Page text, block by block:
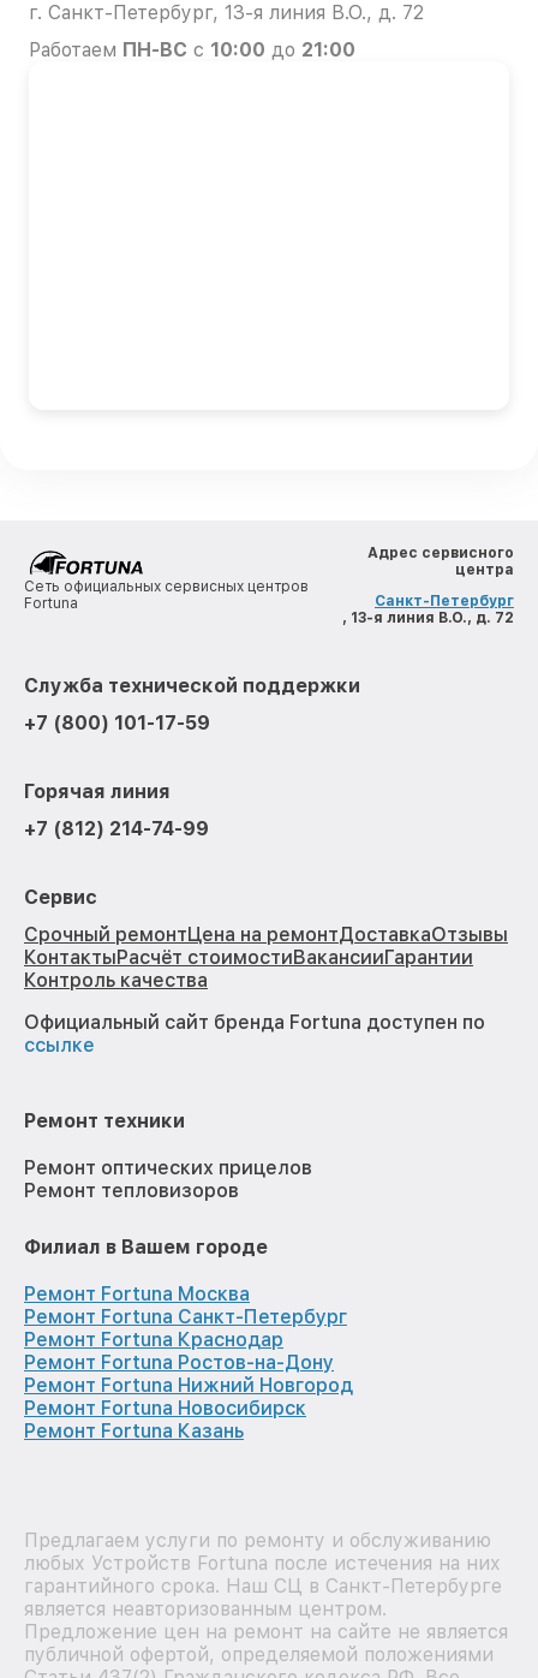
г. Санкт-Петербург, 13-я линия В.О., д. 72
Работаем ПН-ВС с 10:00 до 21:00
Сеть официальных сервисных центров
Fortuna
Адрес сервисного
центра
Санкт-Петербург
, 13-я линия В.О., д. 72
Служба технической поддержки
+7 (800) 101-17-59
Горячая линия
+7 (812) 214-74-99
Сервис
Срочный ремонтЦена на ремонтДоставкаОтзывы
КонтактыРасчёт стоимостиВакансииГарантии
Контроль качества
Официальный сайт бренда Fortuna доступен по
ссылке
Ремонт техники
Ремонт оптических прицелов
Ремонт тепловизоров
Филиал в Вашем городе
Ремонт Fortuna Москва
Ремонт Fortuna Санкт-Петербург
Ремонт Fortuna Краснодар
Ремонт Fortuna Ростов-на-Дону
Ремонт Fortuna Нижний Новгород
Ремонт Fortuna Новосибирск
Ремонт Fortuna Казань
Предлагаем услуги по ремонту и обслуживанию
любых Устройств Fortuna после истечения на них
гарантийного срока. Наш СЦ в Санкт-Петербурге
является неавторизованным центром.
Предложение цен на ремонт на сайте не является
публичной офертой, определяемой положениями